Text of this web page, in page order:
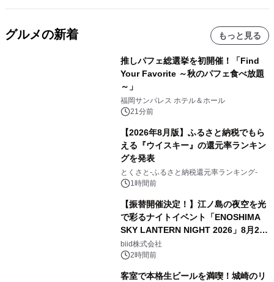
グルメの新着 もっと見る
推しパフェ総選挙を初開催！「Find
Your Favorite ～秋のパフェ食べ放題
～」
福岡サンパレス ホテル＆ホール
21分前
【2026年8月版】ふるさと納税でもら
える『ウイスキー』の還元率ランキン
グを発表
とくさと-ふるさと納税還元率ランキング-
1時間前
【振替開催決定！】江ノ島の夜空を光
で彩るナイトイベント「ENOSHIMA
SKY LANTERN NIGHT 2026」8月22
日(土)振替開催＆受付スタート！
biid株式会社
2時間前
客室で本格生ビールを満喫！城崎のリ